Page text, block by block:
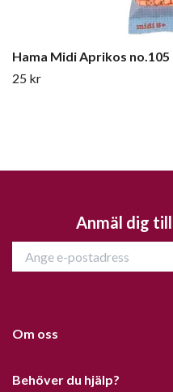
Hama Midi Aprikos no.105
25 kr
Anmäl dig
Om oss
Behöver du hjälp?